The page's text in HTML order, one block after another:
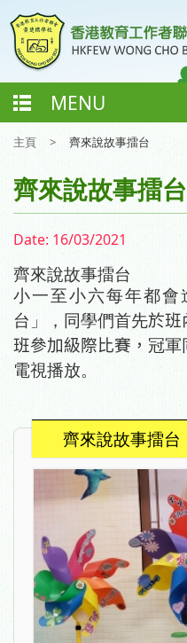
MENU
主頁 > 齊來說故事擂台
齊來說故事擂台
Date: 16/03/2021
齊來說故事擂台
小一至小六每年都會
台」，同學們首先於班
班參加級際比賽， 冠軍
電視播放。
齊來說故事擂台